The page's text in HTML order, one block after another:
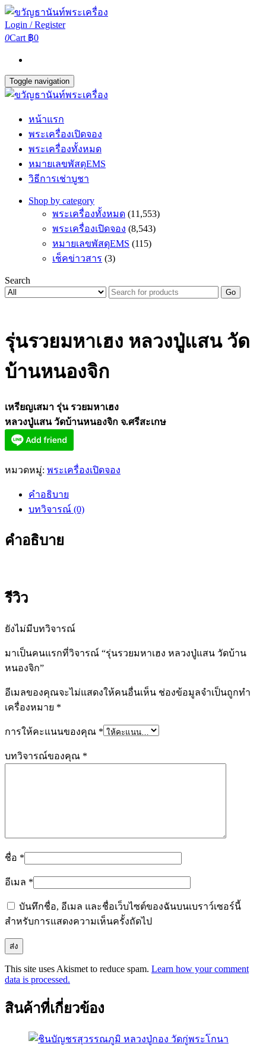
Login / Register
0Cart ฿0
Toggle navigation
หน้าแรก
พระเครื่องเปิดจอง
พระเครื่องทั้งหมด
หมายเลขพัสดุEMS
วิธีการเช่าบูชา
Shop by category
พระเครื่องทั้งหมด (11,553)
พระเครื่องเปิดจอง (8,543)
หมายเลขพัสดุEMS (115)
เช็คข่าวสาร (3)
Search
Go
รุ่นรวยมหาเฮง หลวงปู่แสน วัด
บ้านหนองจิก
เหรียญเสมา รุ่น รวยมหาเฮง
หลวงปู่แสน วัดบ้านหนองจิก จ.ศรีสะเกษ
หมวดหมู่: พระเครื่องเปิดจอง
คำอธิบาย
บทวิจารณ์ (0)
คำอธิบาย
รีวิว
ยังไม่มีบทวิจารณ์
มาเป็นคนแรกที่วิจารณ์ “รุ่นรวยมหาเฮง หลวงปู่แสน วัดบ้าน
หนองจิก”
อีเมลของคุณจะไม่แสดงให้คนอื่นเห็น ช่องข้อมูลจำเป็นถูกทำ
เครื่องหมาย *
การให้คะแนนของคุณ *
บทวิจารณ์ของคุณ *
ชื่อ *
อีเมล *
บันทึกชื่อ, อีเมล และชื่อเว็บไซต์ของฉันบนเบราว์เซอร์นี้
สำหรับการแสดงความเห็นครั้งถัดไป
This site uses Akismet to reduce spam. Learn how your comment
data is processed.
สินค้าที่เกี่ยวข้อง